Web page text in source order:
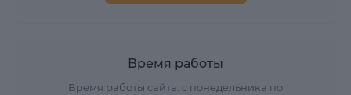
Время работы
Время работы сайта: с понедельника по